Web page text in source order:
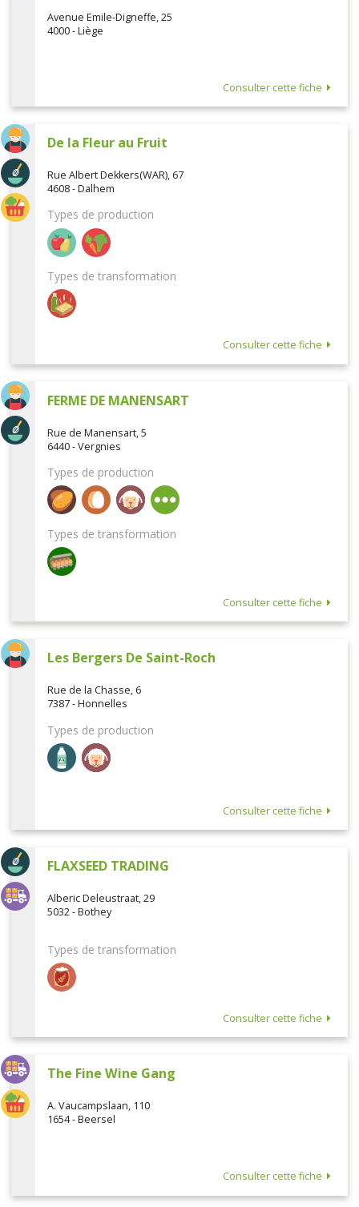
Avenue Emile-Digneffe, 25
4000 - Liège
Consulter cette fiche
De la Fleur au Fruit
Rue Albert Dekkers(WAR), 67
4608 - Dalhem
Types de production
Types de transformation
Consulter cette fiche
FERME DE MANENSART
Rue de Manensart, 5
6440 - Vergnies
Types de production
Types de transformation
Consulter cette fiche
Les Bergers De Saint-Roch
Rue de la Chasse, 6
7387 - Honnelles
Types de production
Consulter cette fiche
FLAXSEED TRADING
Alberic Deleustraat, 29
5032 - Bothey
Types de transformation
Consulter cette fiche
The Fine Wine Gang
A. Vaucampslaan, 110
1654 - Beersel
Consulter cette fiche